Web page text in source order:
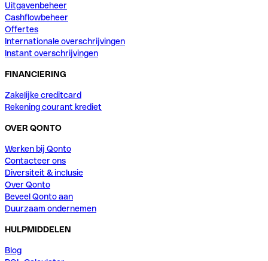
Uitgavenbeheer
Cashflowbeheer
Offertes
Internationale overschrijvingen
Instant overschrijvingen
FINANCIERING
Zakelijke creditcard
Rekening courant krediet
OVER QONTO
Werken bij Qonto
Contacteer ons
Diversiteit & inclusie
Over Qonto
Beveel Qonto aan
Duurzaam ondernemen
HULPMIDDELEN
Blog